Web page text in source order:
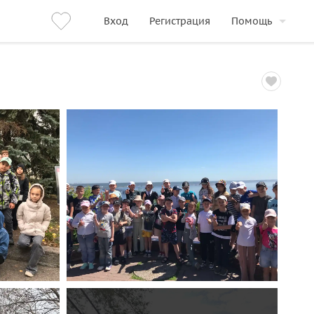
Вход Регистрация Помощь